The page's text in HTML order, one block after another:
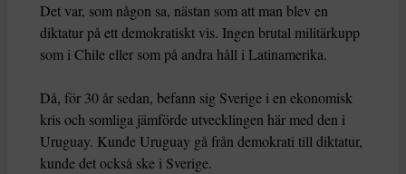
Det var, som någon sa, nästan som att man blev en
diktatur på ett demokratiskt vis. Ingen brutal militärkupp
som i Chile eller som på andra håll i Latinamerika.
Då, för 30 år sedan, befann sig Sverige i en ekonomisk
kris och somliga jämförde utvecklingen här med den i
Uruguay. Kunde Uruguay gå från demokrati till diktatur,
kunde det också ske i Sverige.